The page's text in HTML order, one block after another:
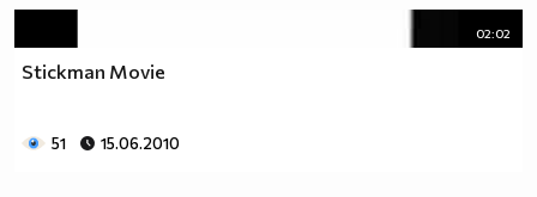
02:02
Stickman Movie
51 15.06.2010